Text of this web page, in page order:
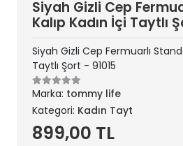
Siyah Gizli Cep
Kalıp Kadın İçi Taytlı
Siyah Gizli Cep Fermuarlı
Taytlı Şort - 91015
Marka: tommy life
Kategori: Kadın Tayt
899,00 TL